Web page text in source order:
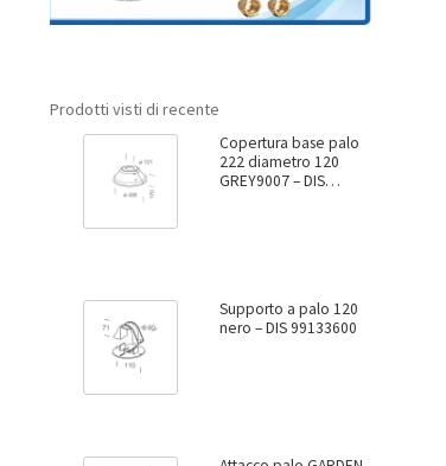
Prodotti visti di recente
Copertura base palo
222 diametro 120
GREY9007 – DIS
Supporto a palo 120
nero – DIS 99133600